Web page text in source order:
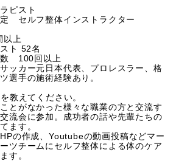
ピスト
定 セルフ整体インストラクター
以上
ト 52名
数 100回以上
ッカー元日本代表、プロレスラー、格
選手の施術経験あり。
教えてください。
とがなかった様々な職業の方と交流す
流会に参加。成功者の話や先輩たちの
ます。
の作成、Youtubeの動画投稿などマー
ツチームにセルフ整体による体のケア
す。